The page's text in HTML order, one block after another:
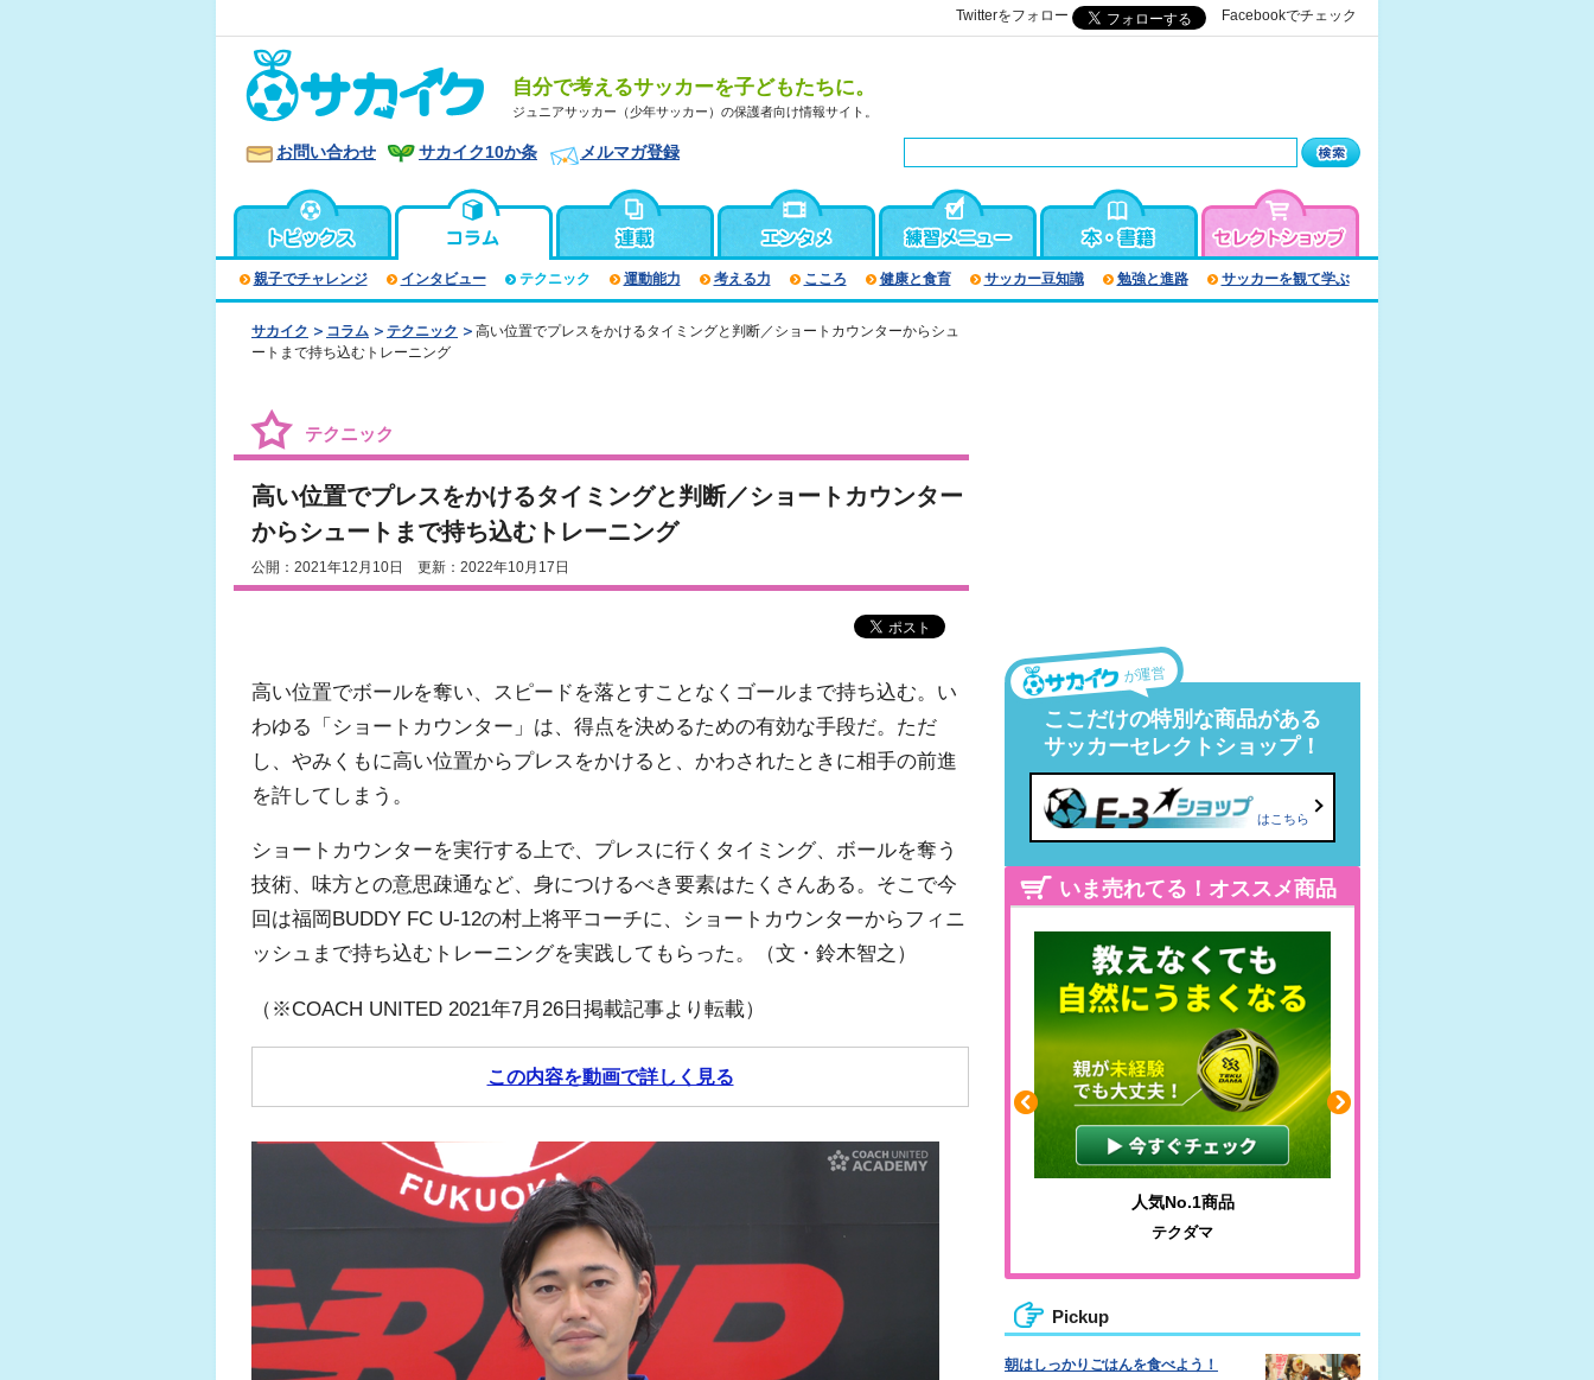
Twitterをフォロー Facebookでチェック
自分で考えるサッカーを子どもたちに。
ジュニアサッカー（少年サッカー）の保護者向け情報サイト。
お問い合わせ サカイク10か条 メルマガ登録
親子でチャレンジ インタビュー テクニック 運動能力 考える力 こころ 健康と食育 サッカー豆知識 勉強と進路 サッカーを観て学ぶ
サカイク コラム テクニック
高い位置でプレスをかけるタイミングと判断／ショートカウンターからシュ
ートまで持ち込むトレーニング
テクニック
高い位置でプレスをかけるタイミングと判断／ショートカウンター
からシュートまで持ち込むトレーニング
公開：2021年12月10日 更新：2022年10月17日
高い位置でボールを奪い、スピードを落とすことなくゴールまで持ち込む。い
わゆる「ショートカウンター」は、得点を決めるための有効な手段だ。ただ
し、やみくもに高い位置からプレスをかけると、かわされたときに相手の前進
を許してしまう。
ショートカウンターを実行する上で、プレスに行くタイミング、ボールを奪う
技術、味方との意思疎通など、身につけるべき要素はたくさんある。そこで今
回は福岡BUDDY FC U-12の村上将平コーチに、ショートカウンターからフィニ
ッシュまで持ち込むトレーニングを実践してもらった。（文・鈴木智之）
（※COACH UNITED 2021年7月26日掲載記事より転載）
この内容を動画で詳しく見る
が運営
ここだけの特別な商品がある
サッカーセレクトショップ！
はこちら
いま売れてる！オススメ商品
ふくらはぎの張りや疲れに
ジュニアレッグリカバリー
わかりやすい質問に沿って書ける
サカイクサッカーノート
Pickup
朝はしっかりごはんを食べよう！